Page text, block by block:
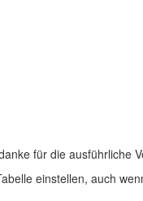
für die ausführliche
einstellen, auch